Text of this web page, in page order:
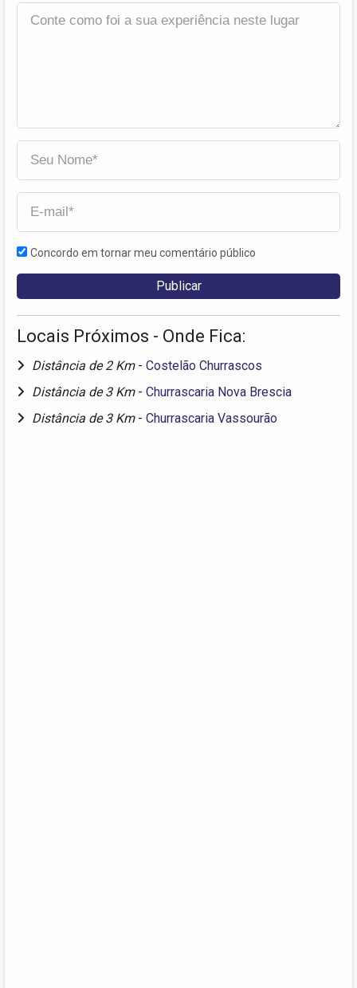
Concordo em tornar meu comentário público
Locais Próximos - Onde Fica:
Distância de 2 Km - Costelão Churrascos
Distância de 3 Km - Churrascaria Nova Brescia
Distância de 3 Km - Churrascaria Vassourão